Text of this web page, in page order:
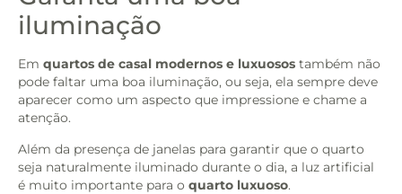
iluminação
Em quartos de casal modernos e luxuosos também não
pode faltar uma boa iluminação, ou seja, ela sempre deve
aparecer como um aspecto que impressione e chame a
atenção.
Além da presença de janelas para garantir que o quarto
seja naturalmente iluminado durante o dia, a luz artificial
é muito importante para o quarto luxuoso.